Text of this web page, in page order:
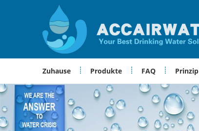
Zuhause Produkte FAQ Prinzip